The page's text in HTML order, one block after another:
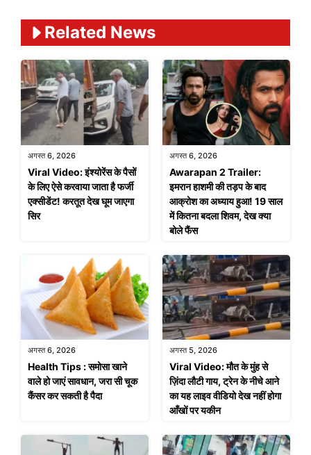
Related News
अगस्त 6, 2026
Viral Video: इंश्योरेंस के पैसों
के लिए ऐसे करवाया जाता है फर्जी
एक्सीडेंट! करतूत देख घूम जाएगा
सिर
अगस्त 6, 2026
Awarapan 2 Trailer:
इमरान हाशमी की तड़प के बाद
आक्रोश का अध्याय हुआ! 19 साल
में कितना बदला शिवम, देख क्या
बोले फैंस
अगस्त 6, 2026
Health Tips : समोसा खाने
वाले हो जाएं सावधान, जरा सी चूक
कैंसर कर सकती है पैदा
अगस्त 5, 2026
Viral Video: मौत के मुंह से
ज़िंदा लौटी गाय, ट्रेन के नीचे आने
का यह लाइव वीडियो देख नहीं होगा
आँखों पर यकीन